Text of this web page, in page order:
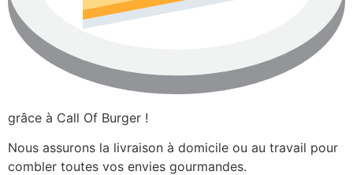
grâce à Call Of Burger !
Nous assurons la livraison à domicile ou au travail pour
combler toutes vos envies gourmandes.